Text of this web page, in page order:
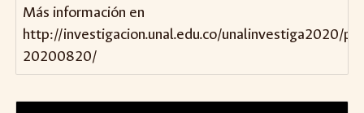
Más información en
http://investigacion.unal.edu.co/unalinvestiga2020/
20200820/